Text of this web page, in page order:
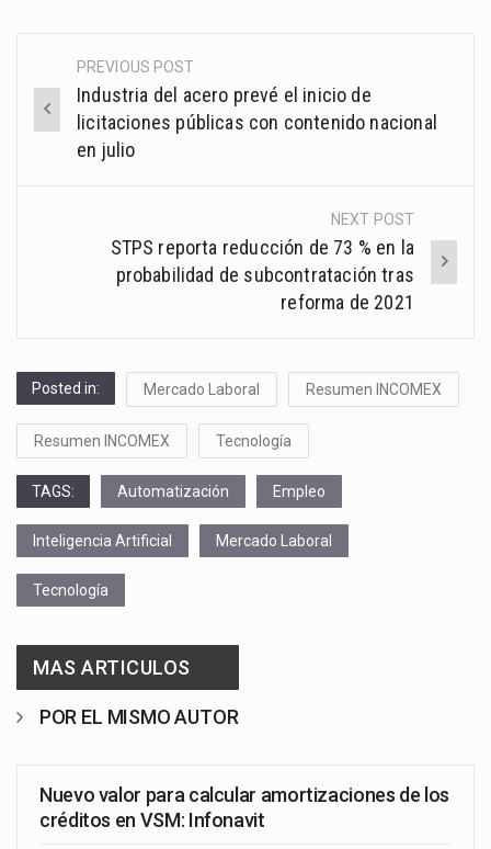
Post
navigation
PREVIOUS POST
Industria del acero prevé el inicio de
licitaciones públicas con contenido nacional
en julio
NEXT POST
STPS reporta reducción de 73 % en la
probabilidad de subcontratación tras
reforma de 2021
Posted in: Mercado Laboral Resumen INCOMEX
Resumen INCOMEX Tecnología
TAGS: Automatización Empleo
Inteligencia Artificial Mercado Laboral
Tecnología
MAS ARTICULOS
POR EL MISMO AUTOR
Nuevo valor para calcular amortizaciones de los
créditos en VSM: Infonavit